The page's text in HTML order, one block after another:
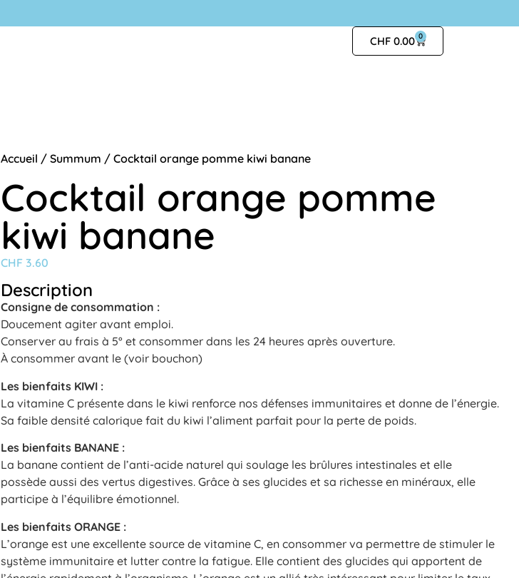
CHF 0.00 0
Accueil /Summum / Cocktail orange pomme kiwi banane
Cocktail orange pomme
kiwi banane
CHF 3.60
Description
Consigne de consommation :
Doucement agiter avant emploi.
Conserver au frais à 5° et consommer dans les 24 heures après ouverture.
À consommer avant le (voir bouchon)
Les bienfaits KIWI :
La vitamine C présente dans le kiwi renforce nos défenses immunitaires et donne de l’énergie.
Sa faible densité calorique fait du kiwi l’aliment parfait pour la perte de poids.
Les bienfaits BANANE :
La banane contient de l’anti-acide naturel qui soulage les brûlures intestinales et elle
possède aussi des vertus digestives. Grâce à ses glucides et sa richesse en minéraux, elle
participe à l’équilibre émotionnel.
Les bienfaits ORANGE :
L’orange est une excellente source de vitamine C, en consommer va permettre de stimuler le
système immunitaire et lutter contre la fatigue. Elle contient des glucides qui apportent de